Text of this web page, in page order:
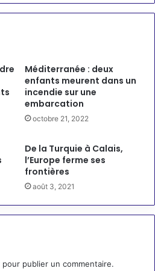
Méditerranée : deux
enfants meurent dans un
incendie sur une
embarcation
octobre 21, 2022
De la Turquie à Calais,
l’Europe ferme ses
frontières
août 3, 2021
pour publier un commentaire.